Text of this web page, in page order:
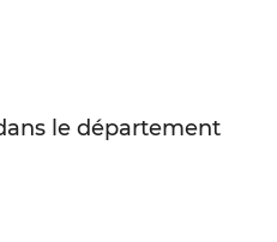
le département